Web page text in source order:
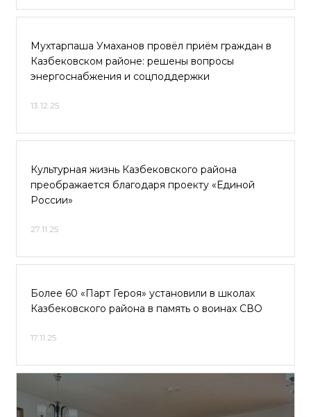
Мухтарпаша Умаханов провёл приём граждан в
Казбековском районе: решены вопросы
энергоснабжения и соцподдержки
13.12.25
Культурная жизнь Казбековского района
преображается благодаря проекту «Единой
России»
27.11.25
Более 60 «Парт Героя» установили в школах
Казбековского района в память о воинах СВО
17.11.25